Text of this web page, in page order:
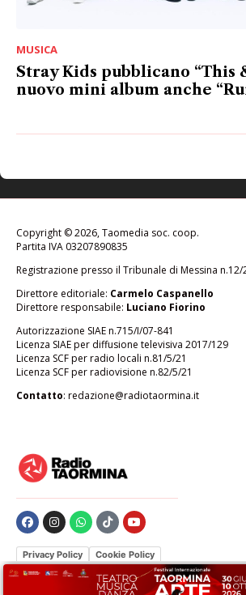
MUSICA
Stray Kids pubblicano “This
nuovo mini album anche
Privacy Policy Cookie Policy
Le tue preferenze relative alla privacy
Copyright © 2026, Taomedia soc. coop.
Partita IVA 03207890835
Registrazione presso il Tribunale di Messina n.12/
Direttore editoriale: Carmelo Caspanello
Direttore responsabile: Luciano Fiorino
Autorizzazione SIAE n.715/I/07-841
Licenza SIAE per diffusione televisiva 2017/129
Licenza SCF per radio locali n.81/5/21
Licenza SCF per radiovisione n.82/5/21
Contatto: redazione@radiotaormina.it